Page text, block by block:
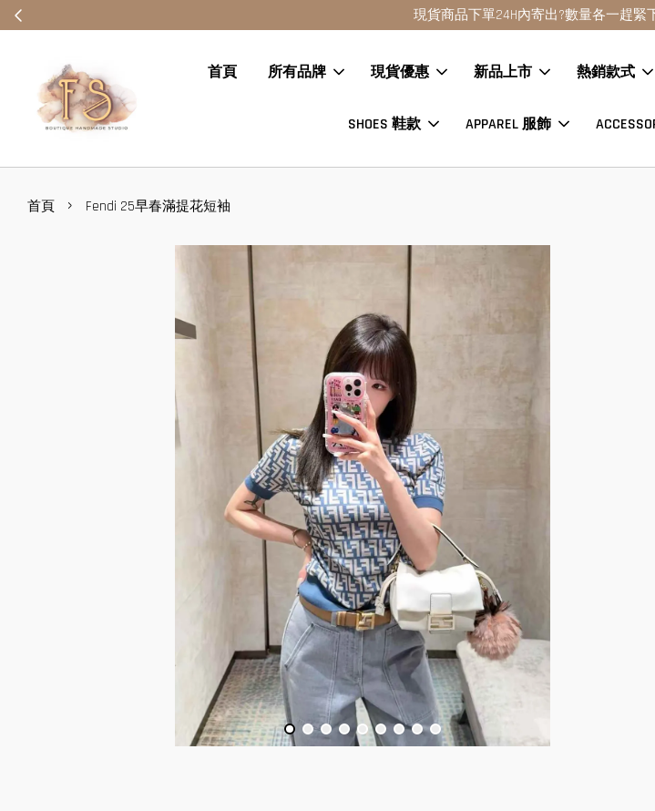
現貨商品下單24H內寄出?數量各一趕緊
首頁 所有品牌 現貨優惠 新品上市 熱銷款式
SHOES 鞋款 APPAREL 服飾
首頁 › Fendi 25早春滿提花短袖